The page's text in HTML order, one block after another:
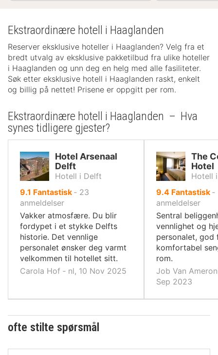
Ekstraordinære hotell i Haaglanden
Reserver eksklusive hoteller i Haaglanden? Velg fra et
bredt utvalg av eksklusive pakketilbud fra ulike hoteller
i Haaglanden og unn deg en helg med alle fasiliteter.
Søk etter eksklusive hotell i Haaglanden raskt, enkelt
og billig på nettet! Prisene er oppgitt per rom.
Ekstraordinære hotell i Haaglanden – Hva
synes tidligere gjester?
Hotel Arsenaal
Delft
Hotell i Delft
9.1 av
10,
Fantastisk ‐ 23
anmeldelser
Vakker atmosfære. Du blir
fordypet i et stykke Delfts
historie. Det vennlige
personalet ønsker deg varmt
velkommen til hotellet sitt.
Carola Hof ‐ nl, 10 Nov 2025
The
Hotel
Hotell
9.4av
10,
Fantastisk ‐
anmeldelser
Sentral
vennlighet og
personalet, god
komfortabel
rom.
Job Van
Sep 2023
ofte stilte spørsmål